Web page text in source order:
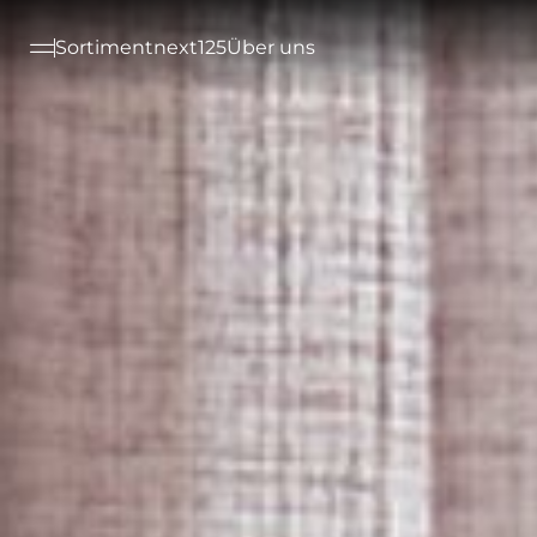
Sortimentnext125Über uns